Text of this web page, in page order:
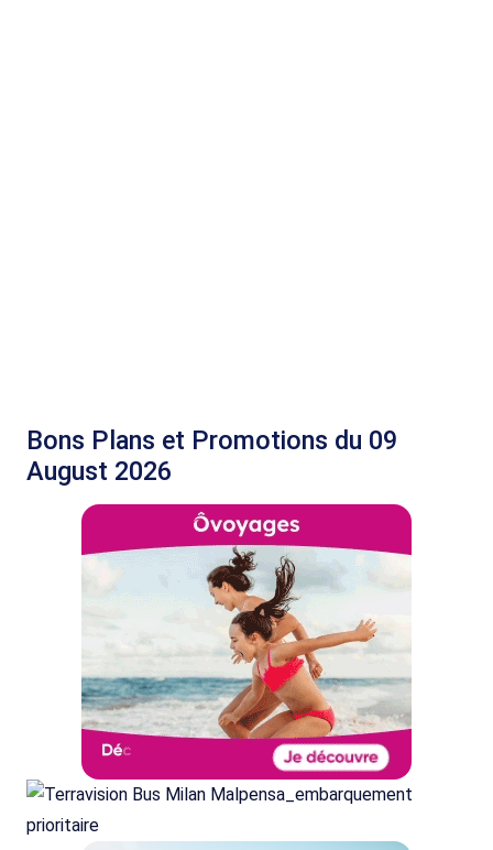
Bons Plans et Promotions du 09
August 2026